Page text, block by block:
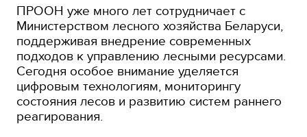
ПРООН уже много лет сотрудничает с
Министерством лесного хозяйства Беларуси,
поддерживая внедрение современных
подходов к управлению лесными ресурсами.
Сегодня особое внимание уделяется
цифровым технологиям, мониторингу
состояния лесов и развитию систем раннего
реагирования.